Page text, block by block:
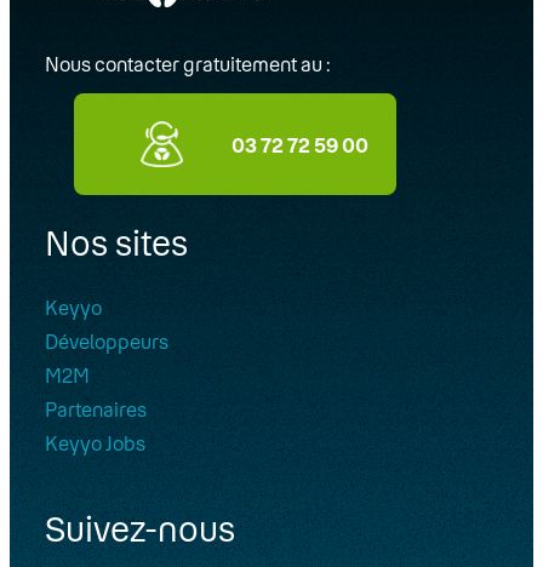
Nous contacter gratuitement au :
03 72 72 59 00
Nos sites
Keyyo
Développeurs
M2M
Partenaires
Keyyo Jobs
Suivez-nous